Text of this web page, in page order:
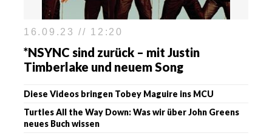
16.09.23 // 12:20
*NSYNC sind zurück – mit Justin
Timberlake und neuem Song
Diese Videos bringen Tobey Maguire ins MCU
Turtles All the Way Down: Was wir über John Greens
neues Buch wissen